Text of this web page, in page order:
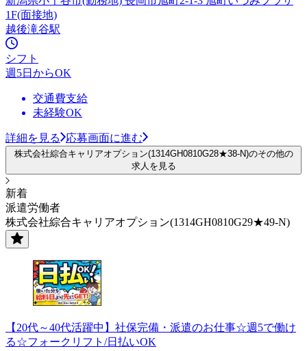
1F(面接地)
越後滝谷駅
シフト
週5日からOK
交通費支給
未経験OK
詳細を見る 応募画面に進む
株式会社綜合キャリアオプション(1314GH0810G28★38-N)のその他の
求人を見る
新着
派遣労働者
株式会社綜合キャリアオプション(1314GH0810G29★49-N)
【20代～40代活躍中】社保完備・派遣のお仕事☆週5で働け
る☆フォークリフト/日払いOK